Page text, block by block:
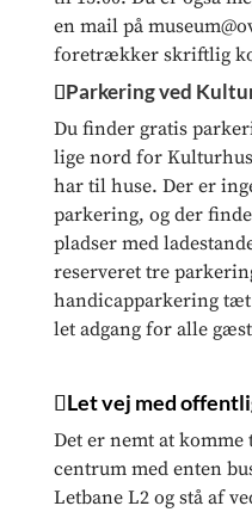
en mail på
foretrækker skriftlig
Parkering ved
Du finder gratis
lige nord for
har til huse. Der er
parkering, og der
pladser med
reserveret tre
handicapparkering
let adgang for alle
Let vej med
Det er nemt at
centrum med enten
Letbane L2 og stå af